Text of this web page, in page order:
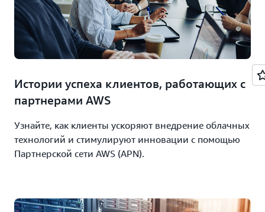
Истории успеха клиентов, работающих с
партнерами AWS
Узнайте, как клиенты ускоряют внедрение облачных
технологий и стимулируют инновации с помощью
Партнерской сети AWS (APN).